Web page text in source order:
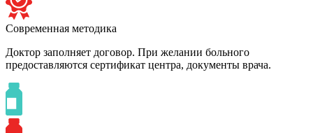
Современная методика
Доктор заполняет договор. При желании больного
предоставляются сертификат центра, документы врача.